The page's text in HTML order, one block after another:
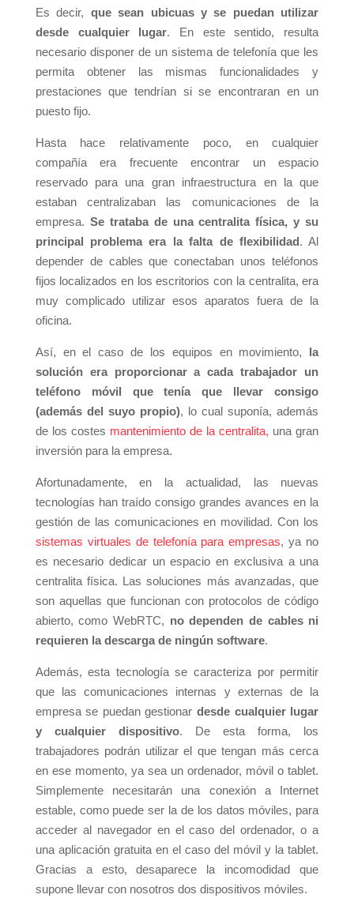
Es decir, que sean ubicuas y se puedan utilizar
desde cualquier lugar. En este sentido, resulta
necesario disponer de un sistema de telefonía que les
permita obtener las mismas funcionalidades y
prestaciones que tendrían si se encontraran en un
puesto fijo.
Hasta hace relativamente poco, en cualquier
compañía era frecuente encontrar un espacio
reservado para una gran infraestructura en la que
estaban centralizaban las comunicaciones de la
empresa. Se trataba de una centralita física, y su
principal problema era la falta de flexibilidad. Al
depender de cables que conectaban unos teléfonos
fijos localizados en los escritorios con la centralita, era
muy complicado utilizar esos aparatos fuera de la
oficina.
Así, en el caso de los equipos en movimiento, la
solución era proporcionar a cada trabajador un
teléfono móvil que tenía que llevar consigo
(además del suyo propio), lo cual suponía, además
de los costes mantenimiento de la centralita, una gran
inversión para la empresa.
Afortunadamente, en la actualidad, las nuevas
tecnologías han traído consigo grandes avances en la
gestión de las comunicaciones en movilidad. Con los
sistemas virtuales de telefonía para empresas, ya no
es necesario dedicar un espacio en exclusiva a una
centralita física. Las soluciones más avanzadas, que
son aquellas que funcionan con protocolos de código
abierto, como WebRTC, no dependen de cables ni
requieren la descarga de ningún software.
Además, esta tecnología se caracteriza por permitir
que las comunicaciones internas y externas de la
empresa se puedan gestionardesde cualquier lugar
y cualquier dispositivo. De esta forma, los
trabajadores podrán utilizar el que tengan más cerca
en ese momento, ya sea un ordenador, móvil o tablet.
Simplemente necesitarán una conexión a Internet
estable, como puede ser la de los datos móviles, para
acceder al navegador en el caso del ordenador, o a
una aplicación gratuita en el caso del móvil y la tablet.
Gracias a esto, desaparece la incomodidad que
supone llevar con nosotros dos dispositivos móviles.